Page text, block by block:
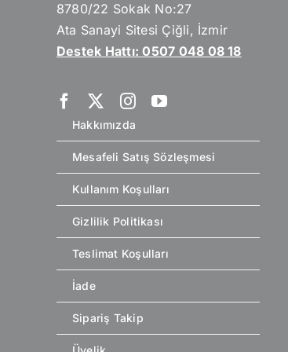
8780/22 Sokak No:27
Ata Sanayi Sitesi Çiğli, İzmir
Destek Hattı: 0507 048 08 18
Hakkımızda
Mesafeli Satış Sözleşmesi
Kullanım Koşulları
Gizlilik Politikası
Teslimat Koşulları
İade
Sipariş Takip